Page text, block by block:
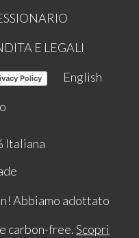
E LEGALI
Policy
English
Italiana
Abbiamo adottato
carbon-free.Scopri